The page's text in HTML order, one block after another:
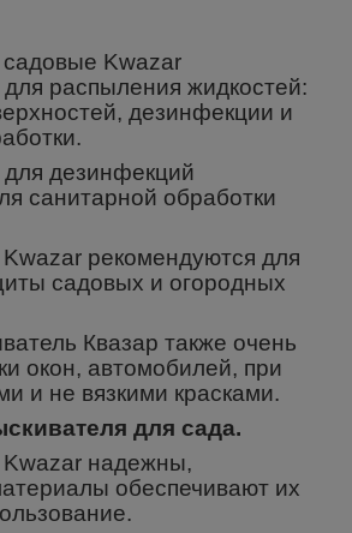
Kwazar
распыления жидкостей:
дезинфекции и
дезинфекций
санитарной обработки
рекомендуются для
садовых и огородных
Квазар также очень
окон, автомобилей, при
и не вязкими красками.
для сада.
надежны,
обеспечивают их